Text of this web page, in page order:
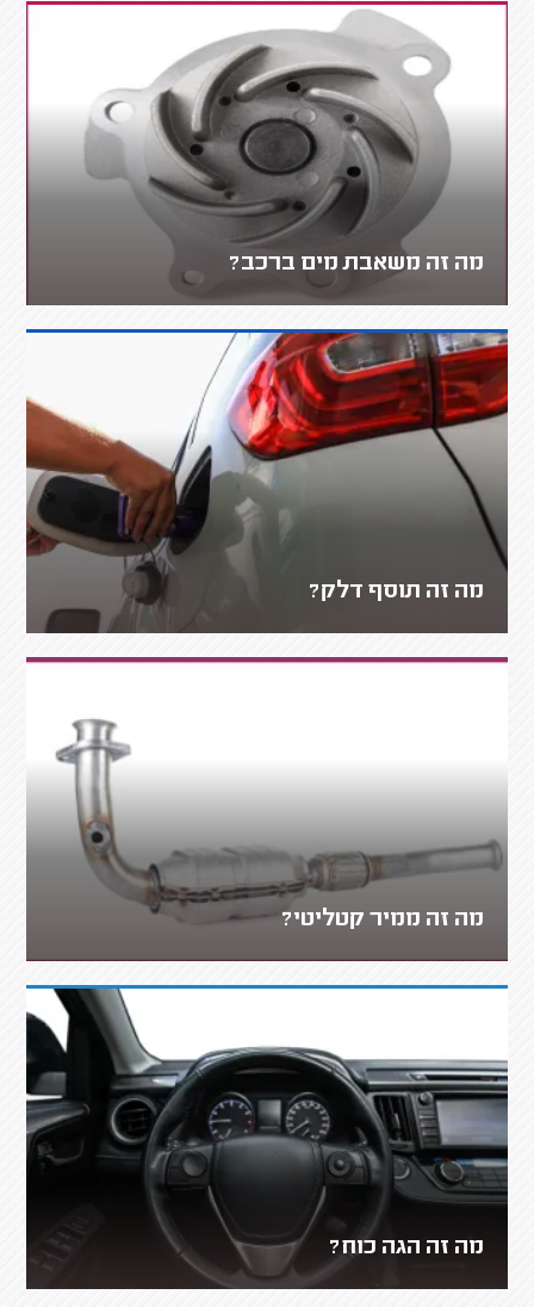
מה זה משאבת מים ברכב?
מה זה תוסף דלק?
מה זה ממיר קטליטי?
מה זה הגה כוח?